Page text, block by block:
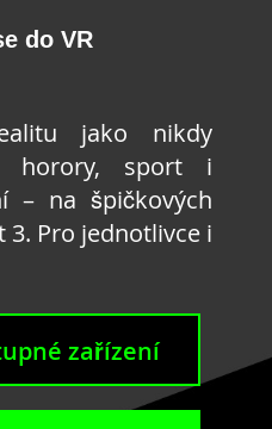
do VR
jako nikdy
horory, sport i
– na špičkových
Pro jednotlivce i
zařízení